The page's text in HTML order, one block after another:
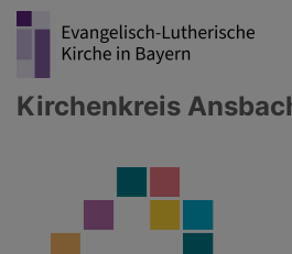
Direkt
Inhalt
Kirchenkreis